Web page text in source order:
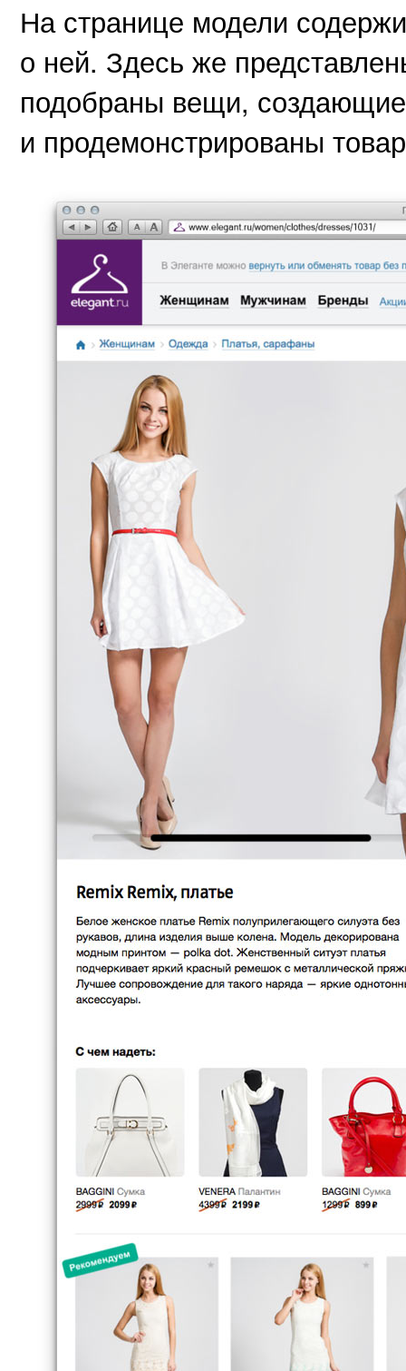
На странице модели
о ней. Здесь же
подобраны вещи,
и продемонстрированы